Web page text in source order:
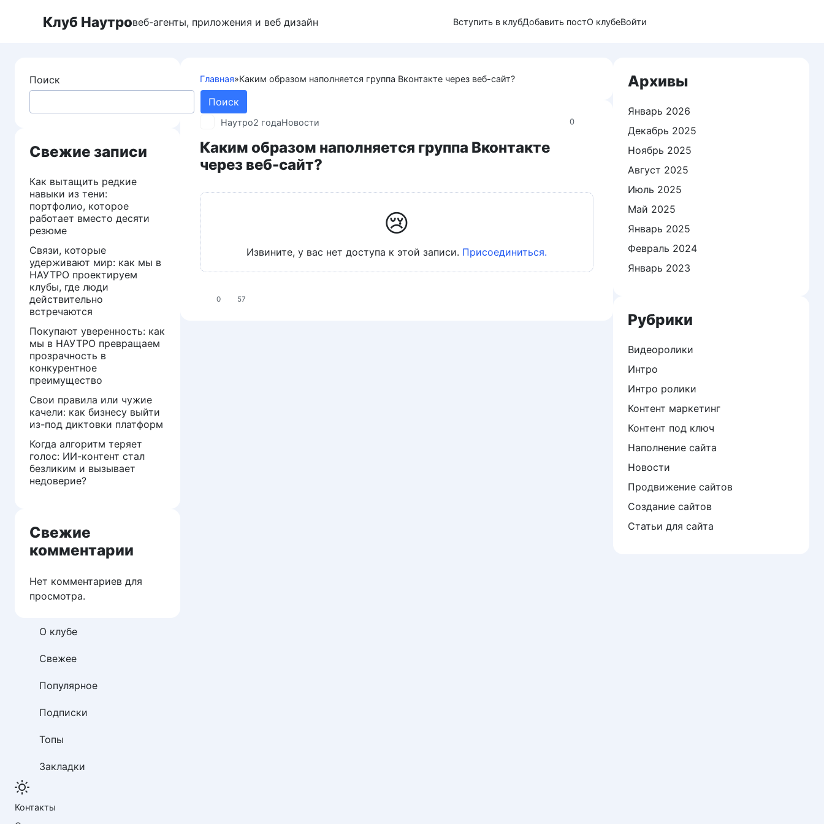
Клуб Наутровеб-агенты, приложения и веб дизайн Вступить в клубДобавить постО клубеВойти
Главная»Каким образом наполняется группа Вконтакте через веб-сайт?
0
Наутро2 годаНовости
Каким образом наполняется группа Вконтакте
через веб-сайт?
😢
Извините, у вас нет доступа к этой записи. Присоединиться.
0 57
Поиск
Поиск
Свежие записи
Как вытащить редкие
навыки из тени:
портфолио, которое
работает вместо десяти
резюме
Связи, которые
удерживают мир: как мы в
НАУТРО проектируем
клубы, где люди
действительно
встречаются
Покупают уверенность: как
мы в НАУТРО превращаем
прозрачность в
конкурентное
преимущество
Свои правила или чужие
качели: как бизнесу выйти
из-под диктовки платформ
Когда алгоритм теряет
голос: ИИ-контент стал
безликим и вызывает
недоверие?
Свежие
комментарии
Нет комментариев для
просмотра.
О клубе
Свежее
Популярное
Подписки
Топы
Закладки
Контакты
Архивы
Январь 2026
Декабрь 2025
Ноябрь 2025
Август 2025
Июль 2025
Май 2025
Январь 2025
Февраль 2024
Январь 2023
Рубрики
Видеоролики
Интро
Интро ролики
Контент маркетинг
Контент под ключ
Наполнение сайта
Новости
Продвижение сайтов
Создание сайтов
Статьи для сайта